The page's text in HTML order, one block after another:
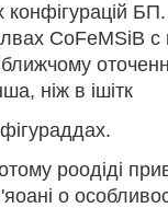
конфігурацій
CoFeMSiB с
ніж в ішітк
роодіді
о